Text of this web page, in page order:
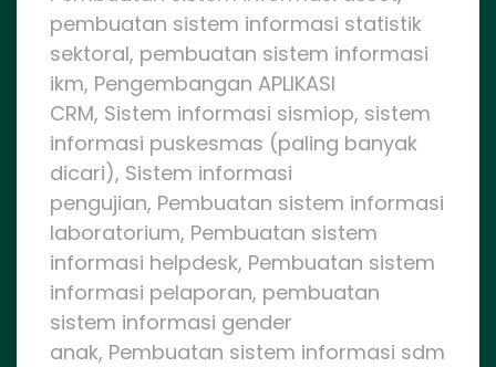
pembuatan sistem informasi statistik
sektoral, pembuatan sistem informasi
ikm, Pengembangan APLIKASI
CRM, Sistem informasi sismiop, sistem
informasi puskesmas (paling banyak
dicari), Sistem informasi
pengujian, Pembuatan sistem informasi
laboratorium, Pembuatan sistem
informasi helpdesk, Pembuatan sistem
informasi pelaporan, pembuatan
sistem informasi gender
anak, Pembuatan sistem informasi sdm